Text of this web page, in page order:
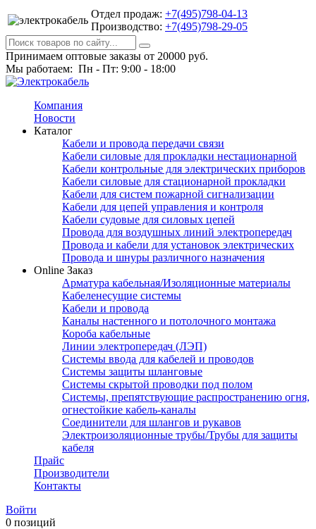
Отдел продаж: +7(495)798-04-13
Производство: +7(495)798-29-05
Принимаем оптовые заказы от 20000 руб.
Мы работаем: Пн - Пт: 9:00 - 18:00
Компания
Новости
Каталог
Кабели и провода передачи связи
Кабели силовые для прокладки нестационарной
Кабели контрольные для электрических приборов
Кабели силовые для стационарной прокладки
Кабели для систем пожарной сигнализации
Кабели для цепей управления и контроля
Кабели судовые для силовых цепей
Провода для воздушных линий электропередач
Провода и кабели для установок электрических
Провода и шнуры различного назначения
Online Заказ
Арматура кабельная/Изоляционные материалы
Кабеленесущие системы
Кабели и провода
Каналы настенного и потолочного монтажа
Короба кабельные
Линии электропередач (ЛЭП)
Системы ввода для кабелей и проводов
Системы защиты шланговые
Системы скрытой проводки под полом
Системы, препятствующие распространению огня,
огнестойкие кабель-каналы
Соединители для шлангов и рукавов
Электроизоляционные трубы/Трубы для защиты
кабеля
Прайс
Производители
Контакты
Войти
0 позиций